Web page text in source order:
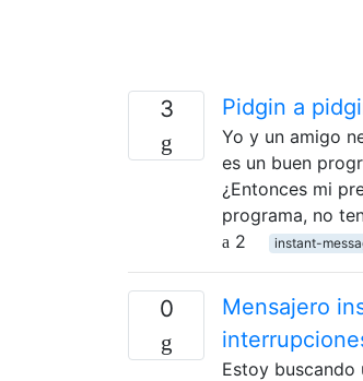
3 Pidgin a
Yo y un amigo
es un buen
¿Entonces mi
programa, no
2
instant-
0
Mensajero
Estoy buscando